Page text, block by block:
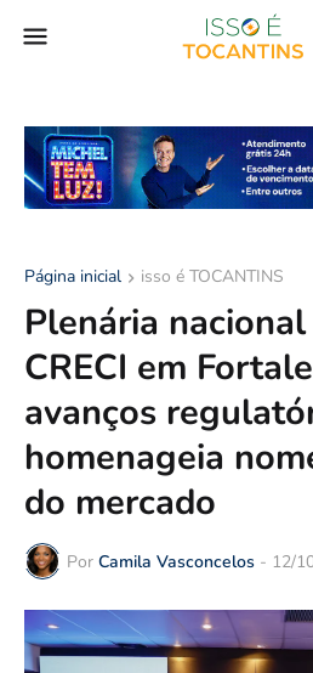
Página inicial isso é TOCANTINS
Plenária nacional
CRECI em
avanços
homenageia
do mercado
Por Camila Vasconcelos - 12/